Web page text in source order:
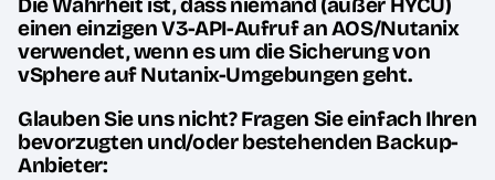
Die Wahrheit ist, dass niemand (außer HYCU)
einen einzigen V3-API-Aufruf an AOS/Nutanix
verwendet, wenn es um die Sicherung von
vSphere auf Nutanix-Umgebungen geht.
Glauben Sie uns nicht? Fragen Sie einfach Ihren
bevorzugten und/oder bestehenden Backup-
Anbieter: